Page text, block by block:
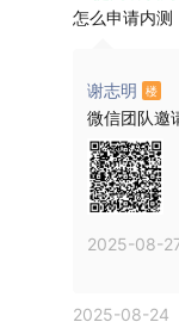
怎么申请内测
谢志明
微信团队邀
2025-08-
2025-08-24